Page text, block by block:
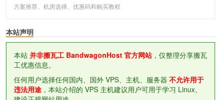
方案推荐、机房选择、优惠码和购买教程
本站声明
本站 并非搬瓦工 BandwagonHost 官方网站，仅整理分享搬瓦
工优惠信息。
任何用户选择任何国内、国外 VPS、主机、服务器 不允许用于
违法用途 ，本站介绍的 VPS 主机建议用户可用于学习 Linux、